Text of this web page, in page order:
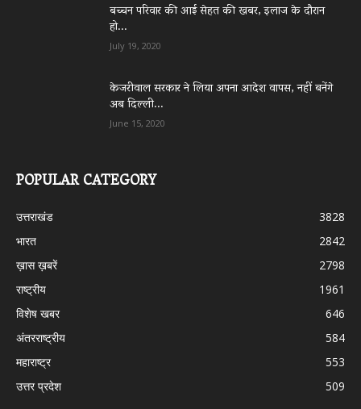
बच्चन परिवार की आई सेहत की खबर, इलाज के दौरान
हो...
July 19, 2020
केजरीवाल सरकार ने लिया अपना आदेश वापस, नहीं बनेंगे
अब दिल्ली...
June 15, 2020
POPULAR CATEGORY
उत्तराखंड
3828
भारत
2842
ख़ास ख़बरें
2798
राष्ट्रीय
1961
विशेष खबर
646
अंतरराष्ट्रीय
584
महाराष्ट्र
553
उत्तर प्रदेश
509